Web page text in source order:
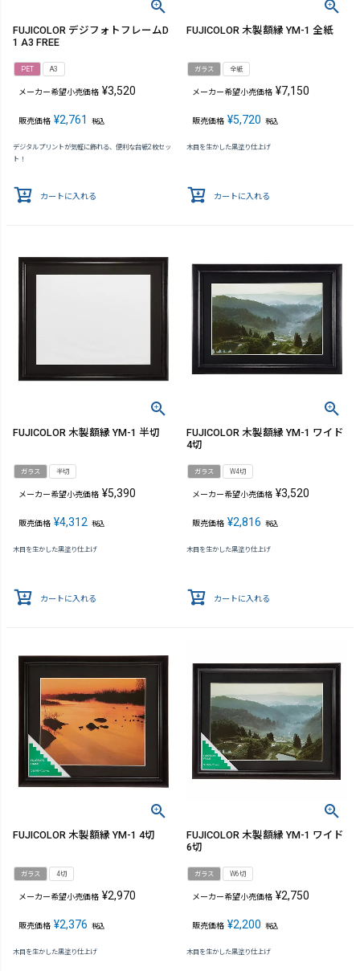
FUJICOLOR デジフォトフレームD
1 A3 FREE
PET A3
メーカー希望小売価格 ¥3,520
販売価格 ¥2,761 税込
デジタルプリントが気軽に飾れる、便利な台紙2枚セッ
ト！
カートに入れる
FUJICOLOR 木製額縁 YM-1 全紙
ガラス 全紙
メーカー希望小売価格 ¥7,150
販売価格 ¥5,720 税込
木目を生かした黒塗り仕上げ
カートに入れる
FUJICOLOR 木製額縁 YM-1 半切
ガラス 半切
メーカー希望小売価格 ¥5,390
販売価格 ¥4,312 税込
木目を生かした黒塗り仕上げ
カートに入れる
FUJICOLOR 木製額縁 YM-1 ワイド
4切
ガラス W4切
メーカー希望小売価格 ¥3,520
販売価格 ¥2,816 税込
木目を生かした黒塗り仕上げ
カートに入れる
FUJICOLOR 木製額縁 YM-1 4切
ガラス 4切
メーカー希望小売価格 ¥2,970
販売価格 ¥2,376 税込
木目を生かした黒塗り仕上げ
FUJICOLOR 木製額縁 YM-1 ワイド
6切
ガラス W6切
メーカー希望小売価格 ¥2,750
販売価格 ¥2,200 税込
木目を生かした黒塗り仕上げ